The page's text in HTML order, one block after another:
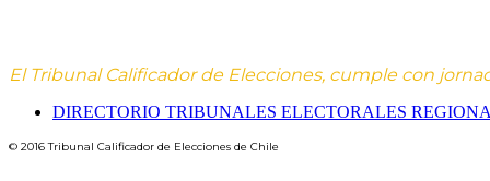
El Tribunal Calificador de Elecciones, cumple con
DIRECTORIO TRIBUNALES ELECTORALES
© 2016 Tribunal Calificador de Elecciones de Chile